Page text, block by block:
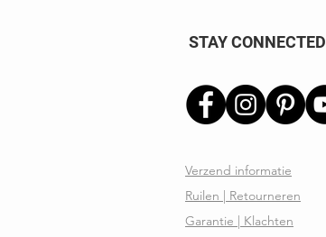
STAY CONNECTED
Verzend informatie
Ruilen | Retourneren
Garantie | Klachten